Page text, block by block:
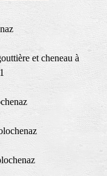
et cheneau à